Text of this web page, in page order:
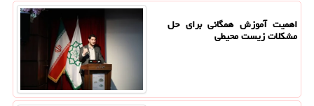
اهمیت آموزش همگانی برای حل
مشکلات زیست محیطی